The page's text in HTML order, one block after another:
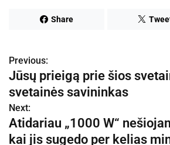
Share
N
a
v
i
Previous:
Jūsų prieigą prie šios
svetainės savininkas
Next:
Atidariau „1000 W“
kai jis sugedo per kelias